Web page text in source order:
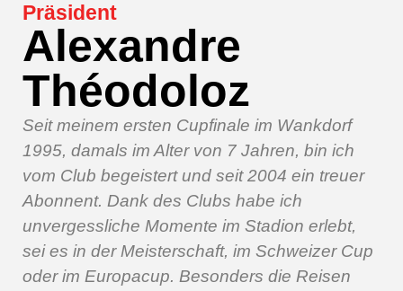
Präsident
Alexandre
Théodoloz
Seit meinem ersten Cupfinale im Wankdorf
1995, damals im Alter von 7 Jahren, bin ich
vom Club begeistert und seit 2004 ein treuer
Abonnent. Dank des Clubs habe ich
unvergessliche Momente im Stadion erlebt,
sei es in der Meisterschaft, im Schweizer Cup
oder im Europacup. Besonders die Reisen